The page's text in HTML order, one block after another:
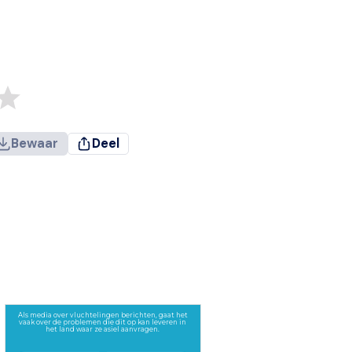
Bewaar Deel
Als media over vluchtelingen berichten, gaat het
vaak over de problemen die dit op kan leveren in
het land waar ze asiel aanvragen.